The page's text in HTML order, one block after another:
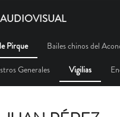
Pirque Bailes chinos del
Generales Vigilias